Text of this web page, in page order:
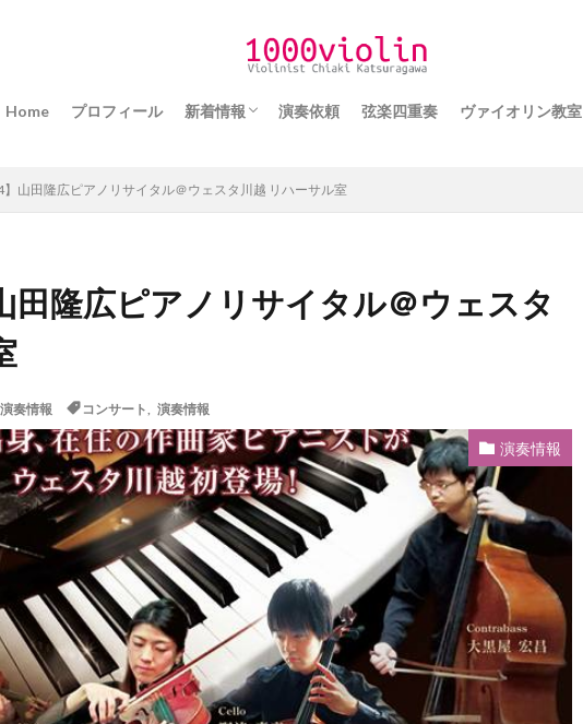
Home プロフィール 新着情報 演奏依頼 弦楽四重奏 ヴァイオリン教室
】山田隆広ピアノリサイタル＠ウェスタ川越 リハーサル室
田隆広ピアノリサイタル＠ウェスタ
演奏情報 コンサート 演奏情報
演奏情報
検索